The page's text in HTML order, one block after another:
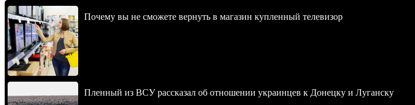
Почему вы не сможете вернуть в магазин купленный телевизор
Пленный из ВСУ рассказал об отношении украинцев к Донецку и Луганску